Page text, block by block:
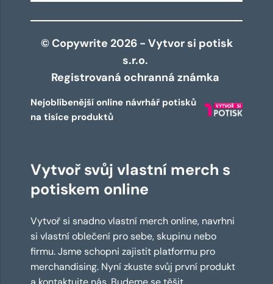
© Copywrite 2026 - Vytvor si potisk
s.r.o.
Registrovaná ochranná známka
Nejoblíbenější online návrhář potisků
na tisíce produktů
Vytvoř svůj vlastní merch s
potiskem online
Vytvoř si snadno vlastní merch online, navrhni
si vlastní oblečení pro sebe, skupinu nebo
firmu. Jsme schopni zajistit platformu pro
merchandising. Nyní zkuste svůj první produkt